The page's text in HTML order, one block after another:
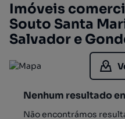
Imóveis
Souto Santa
Salvador e
Nenhum resultado
Não encontrámos